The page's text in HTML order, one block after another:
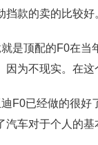
挡款的卖的比较好
是顶配的F0在当
因为不现实。在
F0已经做的很好
汽车对于个人的基